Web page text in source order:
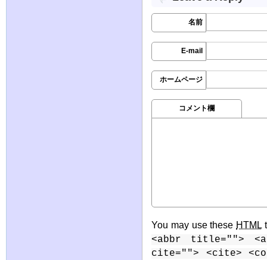
名前
E-mail
ホームページ
コメント欄
You may use these HTML
<abbr title="">
cite=""> <cite>